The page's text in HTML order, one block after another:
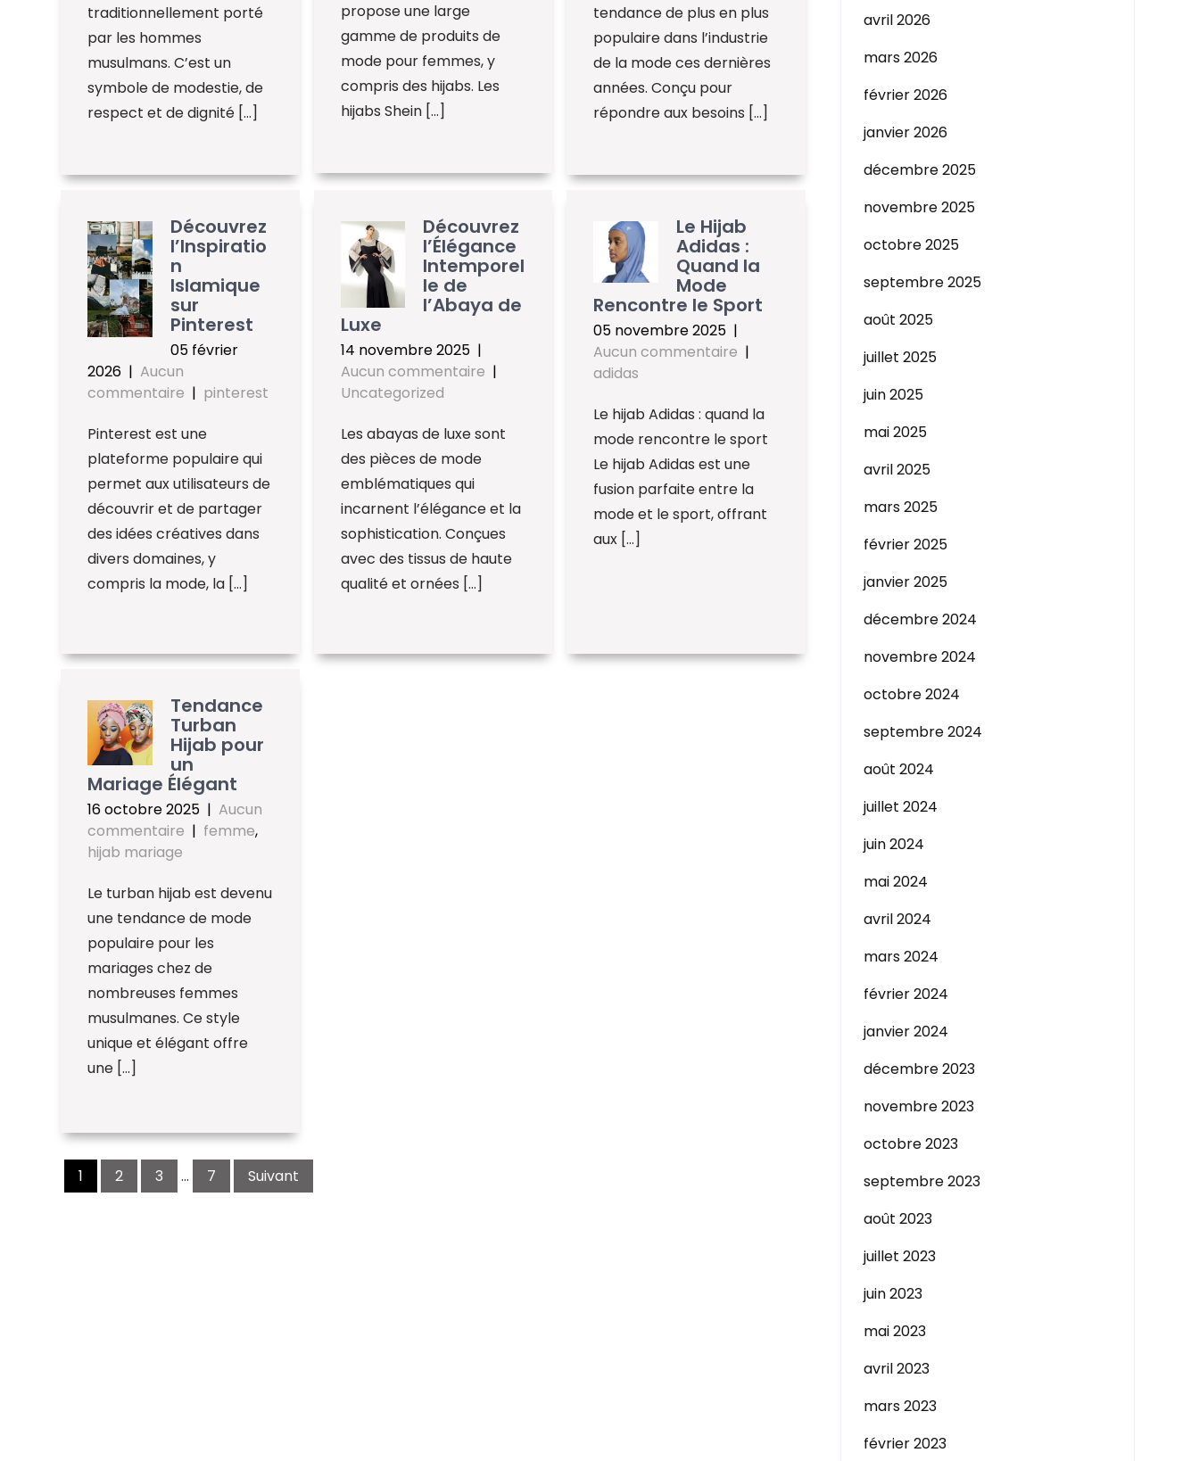
traditionnellement porté
par les hommes
musulmans. C’est un
symbole de modestie, de
respect et de dignité […]
propose une large
gamme de produits de
mode pour femmes, y
compris des hijabs. Les
hijabs Shein […]
tendance de plus en plus
populaire dans l’industrie
de la mode ces dernières
années. Conçu pour
répondre aux besoins […]
Découvrez
l’Inspiratio
n
Islamique
sur
Pinterest
05 février
2026 | Aucun
commentaire | pinterest
Pinterest est une
plateforme populaire qui
permet aux utilisateurs de
découvrir et de partager
des idées créatives dans
divers domaines, y
compris la mode, la […]
Découvrez
l’Élégance
Intemporel
le de
l’Abaya de
Luxe
14 novembre 2025 |
Aucun commentaire |
Uncategorized
Les abayas de luxe sont
des pièces de mode
emblématiques qui
incarnent l’élégance et la
sophistication. Conçues
avec des tissus de haute
qualité et ornées […]
Le Hijab
Adidas :
Quand la
Mode
Rencontre le Sport
05 novembre 2025 |
Aucun commentaire |
adidas
Le hijab Adidas : quand la
mode rencontre le sport
Le hijab Adidas est une
fusion parfaite entre la
mode et le sport, offrant
aux […]
Tendance
Turban
Hijab pour
un
Mariage Élégant
16 octobre 2025 | Aucun
commentaire | femme,
hijab mariage
Le turban hijab est devenu
une tendance de mode
populaire pour les
mariages chez de
nombreuses femmes
musulmanes. Ce style
unique et élégant offre
une […]
Navigation
des
articles
1 2 3 … 7 Suivant
avril 2026
mars 2026
février 2026
janvier 2026
décembre 2025
novembre 2025
octobre 2025
septembre 2025
août 2025
juillet 2025
juin 2025
mai 2025
avril 2025
mars 2025
février 2025
janvier 2025
décembre 2024
novembre 2024
octobre 2024
septembre 2024
août 2024
juillet 2024
juin 2024
mai 2024
avril 2024
mars 2024
février 2024
janvier 2024
décembre 2023
novembre 2023
octobre 2023
septembre 2023
août 2023
juillet 2023
juin 2023
mai 2023
avril 2023
mars 2023
février 2023